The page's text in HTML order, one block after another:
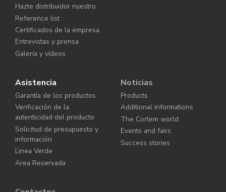
Hazte distribuidor nuestro
Reference list
Certificados de la empresa
Entrevistas y prensa
Galería y vídeos
Asistencia
Garantía de los productos
Verificación de la
autenticidad del producto
Solicitud de presupuesto y
información
Linea Verde
Area Reservada
Noticias
Products
Additional informations
The Cortem world
Events and fairs
Success stories